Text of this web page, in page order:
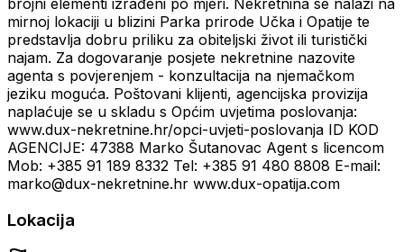
brojni elementi izrađeni po mjeri. Nekretnina se nalazi na
mirnoj lokaciji u blizini Parka prirode Učka i Opatije te
predstavlja dobru priliku za obiteljski život ili turistički
najam. Za dogovaranje posjete nekretnine nazovite
agenta s povjerenjem - konzultacija na njemačkom
jeziku moguća. Poštovani klijenti, agencijska provizija
naplaćuje se u skladu s Općim uvjetima poslovanja:
www.dux-nekretnine.hr/opci-uvjeti-poslovanja ID KOD
AGENCIJE: 47388 Marko Šutanovac Agent s licencom
Mob: +385 91 189 8332 Tel: +385 91 480 8808 E-mail:
marko@dux-nekretnine.hr www.dux-opatija.com
Lokacija